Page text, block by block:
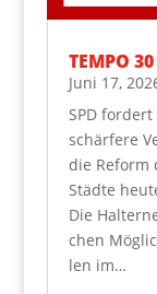
TEM­PO
Juni 17,
SPD
schär­fe­re
die Reform
Städ­te
Die
chen
len im…